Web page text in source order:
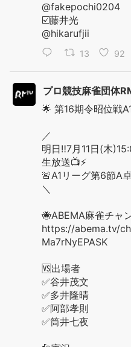
@fakepochi0204
☑️藤井光
@hikarufjii
13 92
プロ競技麻雀団体
🌟 第16期令昭位戦
／
明日‼️7月11日(木
生放送📺⚡️
🚨A1リーグ第6節A
＼
🐝ABEMA麻雀チャ
https://abema.tv/
Ma7rNyEPASK
🆚出場者
✅谷井茂文
✅多井隆晴
✅阿部孝則
✅筒井七夜